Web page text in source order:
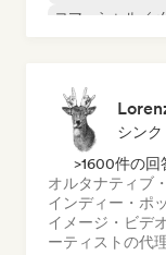
コマーシャル／
シン
>1600件の回
オルタナティブ
インディー・ポ
イメージ・ビデ
ーティストの代